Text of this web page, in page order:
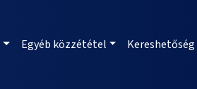
Egyéb közzététel Kereshetőség